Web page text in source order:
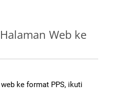
Web ke
ke format PPS, ikuti